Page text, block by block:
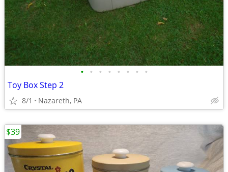
• • • • • • • •
Toy Box Step 2
8/1 Nazareth, PA
$39